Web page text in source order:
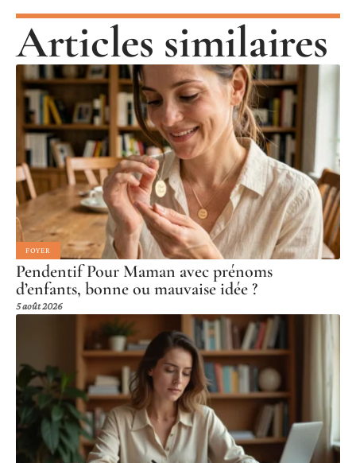
Articles similaires
FOYER
Pendentif Pour Maman avec prénoms
d’enfants, bonne ou mauvaise idée ?
5 août 2026